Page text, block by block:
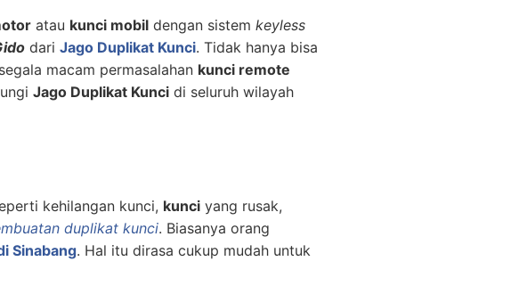
atau kunci mobil dengan sistem keyless
dari Jago Duplikat Kunci. Tidak hanya bisa
macam permasalahan kunci remote
Jago Duplikat Kunci di seluruh wilayah
kehilangan kunci, kunci yang rusak,
duplikat kunci. Biasanya orang
Sinabang. Hal itu dirasa cukup mudah untuk